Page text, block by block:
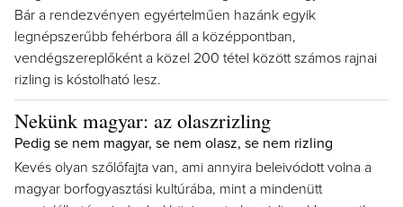
Bár a rendezvényen egyértelműen hazánk egyik
legnépszerűbb fehérbora áll a középpontban,
vendégszereplőként a közel 200 tétel között számos rajnai
rizling is kóstolható lesz.
Nekünk magyar: az olaszrizling
Pedig se nem magyar, se nem olasz, se nem rizling
Kevés olyan szőlőfajta van, ami annyira beleivódott volna a
magyar borfogyasztási kultúrába, mint a mindenütt